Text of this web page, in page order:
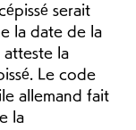
serait
la date de la
atteste la
Le code
allemand fait
la